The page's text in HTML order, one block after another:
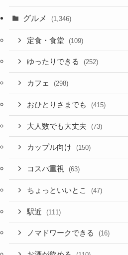
グルメ (1,346)
定食・食堂 (109)
ゆったりできる (252)
カフェ (298)
おひとりさまでも (415)
大人数でも大丈夫 (73)
カップル向け (150)
コスパ重視 (63)
ちょっといいとこ (47)
駅近 (111)
ノマドワークできる (16)